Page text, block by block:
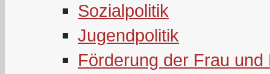
Sozialpolitik
Jugendpolitik
Förderung der Frau und